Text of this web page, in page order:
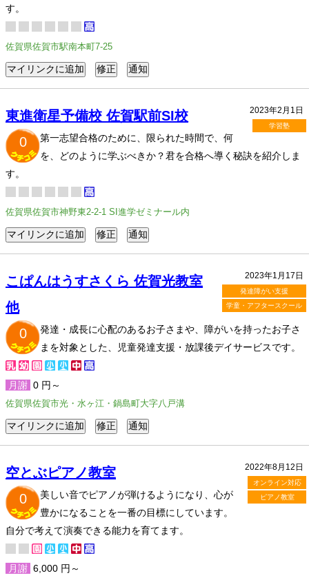
す。
佐賀県佐賀市駅南本町7-25
2023年2月1日
学習塾
東進衛星予備校 佐賀駅前SI校
0
第一志望合格のために、限られた時間で、何
を、どのように学ぶべきか？君を合格へ導く秘訣を紹介しま
す。
佐賀県佐賀市神野東2-2-1 SI進学ゼミナール内
2023年1月17日
発達障がい支援
学童・アフタースクール
こぱんはうすさくら 佐賀光教室
他
0
発達・成長に心配のあるお子さまや、障がいを持ったお子さ
まを対象とした、児童発達支援・放課後デイサービスです。
月謝 0 円～
佐賀県佐賀市光・水ヶ江・鍋島町大字八戸溝
2022年8月12日
オンライン対応
ピアノ教室
空とぶピアノ教室
0
美しい音でピアノが弾けるようになり、心が
豊かになることを一番の目標にしています。
自分で考えて演奏できる能力を育てます。
月謝 6,000 円～